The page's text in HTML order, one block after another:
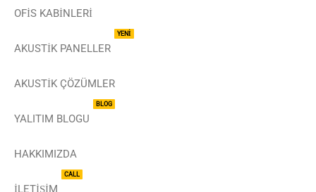
OFİS KABİNLERİ
AKUSTİK PANELLER
YENİ
AKUSTIK ÇÖZÜMLER
YALITIM BLOGU
BLOG
HAKKIMIZDA
İLETIŞIM
CALL